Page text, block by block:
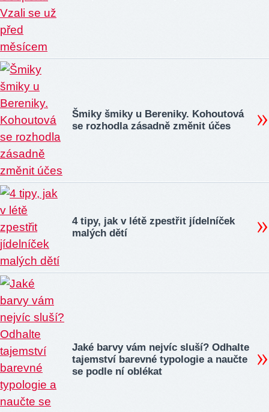
Šmiky šmiky u Bereniky. Kohoutová
se rozhodla zásadně změnit účes
4 tipy, jak v létě zpestřit jídelníček
malých dětí
Jaké barvy vám nejvíc sluší? Odhalte
tajemství barevné typologie a naučte
se podle ní oblékat